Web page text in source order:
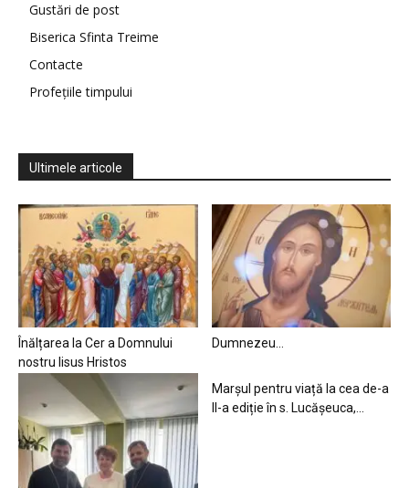
Gustări de post
Biserica Sfinta Treime
Contacte
Profețiile timpului
Ultimele articole
Înălțarea la Cer a Domnului
nostru Iisus Hristos
Dumnezeu…
Marșul pentru viață la cea de-a
II-a ediție în s. Lucășeuca,...